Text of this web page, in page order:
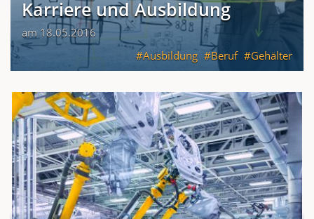
Karriere und Ausbildung
am 18.05.2016
Ausbildung
Beruf Gehälter